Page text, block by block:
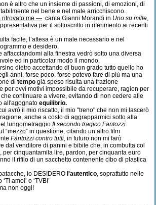
è altro che un insieme di passioni, di emozioni, di
nel bene e nel male arricchiscono.
ritrovato me --- canta Gianni Morandi in Uno su mille,
per il sottoscritto in riferimento ai recenti
facile, l’attesa è un male necessario e nel
e desidero.
affacciandomi alla finestra vedrò sotto una diversa
ed in particolar modo il mondo.
dietro accettando di buon grado tutto quello ho
anni, forse poco, forse potevo fare di più ma una
di tempo già speso risulta una frazione
per ovvi motivi impossibile da recuperare, ragion per
continuare a vivere, evitando di non cedere alle
all'agognato equilibrio.
avrò il mio riscatto, il mio "treno" che non mi lascerò
anche a costo di aggrapparmici sotto alla
lungometraggio Il secondo tragico Fantozzi.
“mezzo” in questione, citando un altro film
Fantozzi contro tutti, in futuro non mi farò
dal venditore di panini e bibite che, in combutta col
per cinquantamila lire, pardon, per cinquanta euro
il rifilo di un sacchetto contenente cibo di plastica
io DESIDERO l'autentico, soprattutto nelle
amo!’ o ‘TVB!’
non oggi!